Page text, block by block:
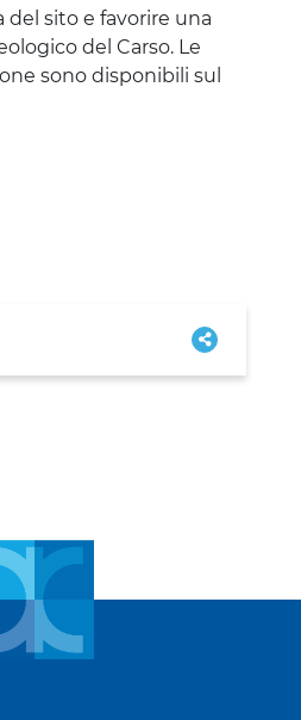
sito e favorire una
del Carso. Le
sono disponibili sul